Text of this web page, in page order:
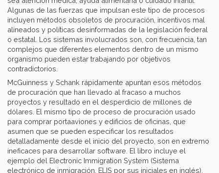
Algunas de las fuerzas que impulsan este tipo de procesos
incluyen métodos obsoletos de procuración, incentivos mal
alineados y políticas desinformadas de la legislación federal
o estatal. Los sistemas involucrados son, con frecuencia, tan
complejos que diferentes elementos dentro de un mismo
organismo pueden estar trabajando por objetivos
contradictorios.
McGuinness y Schank rápidamente apuntan esos métodos
de procuración que han llevado al fracaso a muchos
proyectos y resultado en el desperdicio de millones de
dólares. El mismo tipo de proceso de procuración usado
para comprar portaaviones y edificios de oficinas, que
asumen que se pueden especificar los resultados
detalladamente desde el inicio del proyecto, son en extremo
ineficaces para desarrollar software. El libro incluye el
ejemplo del Electronic Immigration System (Sistema
electrónico de inmigración, ELIS por sus iniciales en inglés),